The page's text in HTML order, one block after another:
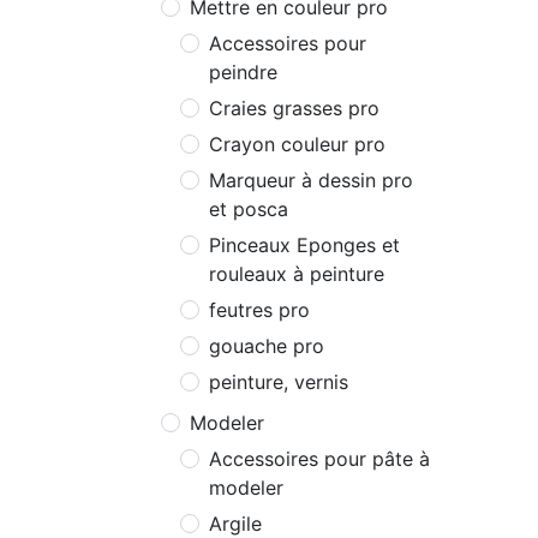
Mettre en couleur pro
Accessoires pour
peindre
Craies grasses pro
Crayon couleur pro
Marqueur à dessin pro
et posca
Pinceaux Eponges et
rouleaux à peinture
feutres pro
gouache pro
peinture, vernis
Modeler
Accessoires pour pâte à
modeler
Argile